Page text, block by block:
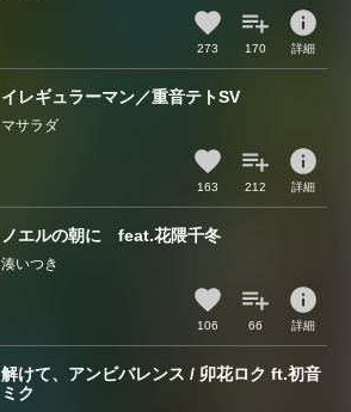
273 170
info
詳細
イレギュラーマン／重音テトSV
マサラダ
163 212
info
詳細
ノエルの朝に feat.花隈千冬
湊いつき
106 66
info
詳細
解けて、アンビバレンス / 卯花ロク ft.初音
ミク